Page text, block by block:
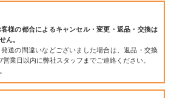
客様の都合によるキャンセル・変更・返品・交換は
ん。
送の間違いなどございました場合は、返品・交換
業日以内に弊社スタッフまでご連絡ください。